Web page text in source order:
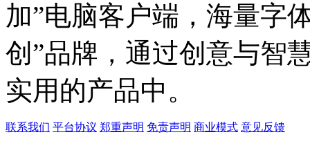
加”电脑客户端，海量字
创”品牌，通过创意与智
实用的产品中。
联系我们 平台协议 郑重声明 免责声明 商业模式 意见反馈